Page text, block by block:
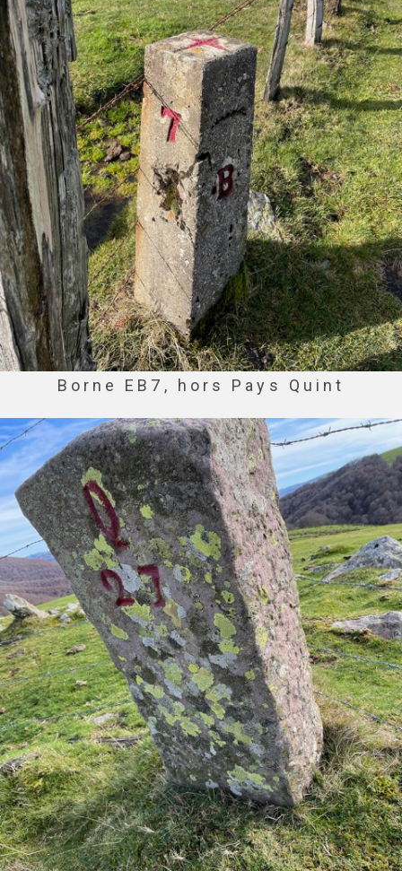
Borne EB7, hors Pays Quint